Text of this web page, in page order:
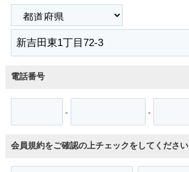
電話番号
- -
会員規約をご確認の上チェックをしてください